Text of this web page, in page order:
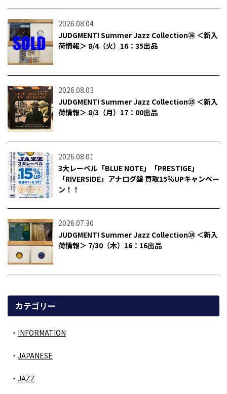
2026.08.04
JUDGMENT! Summer Jazz Collection㉖ ＜新入
荷情報＞ 8/4（火）16：35出品
2026.08.03
JUDGMENT! Summer Jazz Collection㉕ ＜新入
荷情報＞ 8/3（月）17：00出品
2026.08.01
3大レーベル「BLUE NOTE」「PRESTIGE」
「RIVERSIDE」アナログ盤 買取15％UPキャンペー
ン！！
2026.07.30
JUDGMENT! Summer Jazz Collection㉔ ＜新入
荷情報＞ 7/30（木）16：16出品
カテゴリー
INFORMATION
JAPANESE
JAZZ